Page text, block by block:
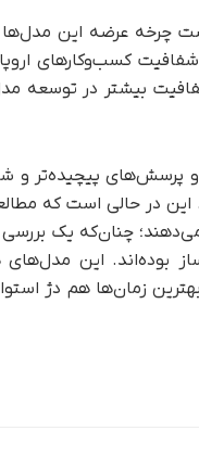
عرضه این مدل‌ها را
کسب‌وکارهای
شفافیت بیشتر در
و پرسش‌های پیچیده‌تر
این در حالی است که
پاسخ‌ها مشکل‌ساز بوده‌اند.
زمان‌ها هم دژ